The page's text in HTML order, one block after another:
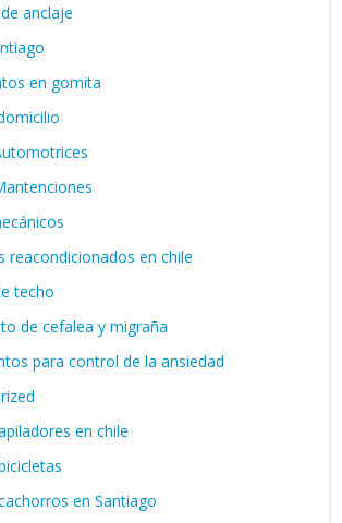
anclaje
en gomita
reacondicionados en chile
techo
de cefalea y migraña
para control de la ansiedad
en chile
en Santiago